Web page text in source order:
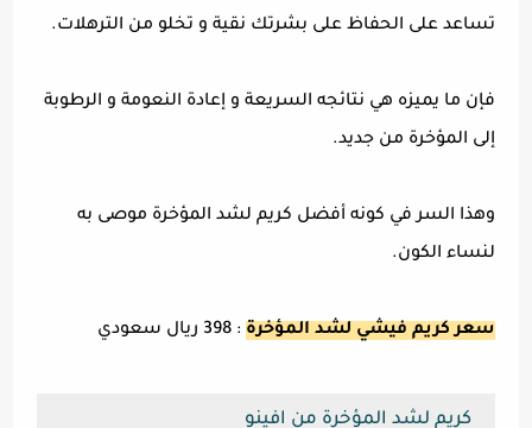
تساعد على الحفاظ على بشرتك نقية و تخلو من الترهلات.
فإن ما يميزه هي نتائجه السريعة و إعادة النعومة و الرطوبة
إلى المؤخرة من جديد.
وهذا السر في كونه أفضل كريم لشد المؤخرة موصى به
لنساء الكون.
سعر كريم فيشي لشد المؤخرة : 398 ريال سعودي
كريم لشد المؤخرة من افينو